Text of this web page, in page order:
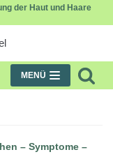
der Haut und Haare
MENÜ
– Symptome –